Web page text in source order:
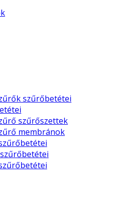
szűrőbetétei
szűrőszettek
membránok